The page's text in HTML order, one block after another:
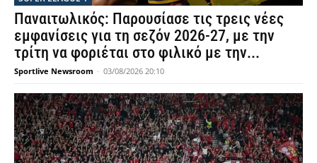
Παναιτωλικός: Παρουσίασε τις τρεις νέες
εμφανίσεις για τη σεζόν 2026-27, με την
τρίτη να φοριέται στο φιλικό με την...
Sportlive Newsroom - 03/08/2026 20:10